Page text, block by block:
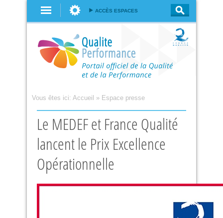
ACCÈS ESPACES
Vous êtes ici: Accueil » Espace presse
Le MEDEF et France Qualité
lancent le Prix Excellence
Opérationnelle